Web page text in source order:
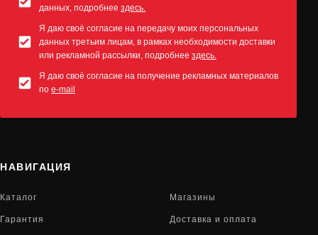
данных, подробнее здесь.
Я даю своё согласие на передачу моих персональных
данных третьим лицам, в рамках необходимости доставки
или рекламной рассылки, подробнее здесь.
Я даю своё согласие на получение рекламных материалов
по e-mail
НАВИГАЦИЯ
Каталог Магазины
Гарантия Доставка и оплата